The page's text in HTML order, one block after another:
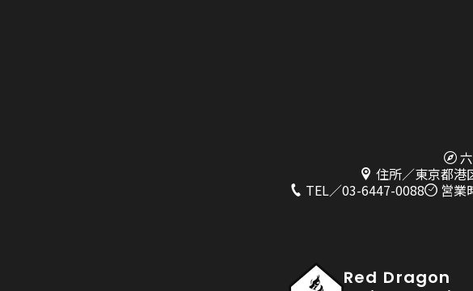
住所／東京都港
TEL／03-6447-0088
営業
Red Dragon